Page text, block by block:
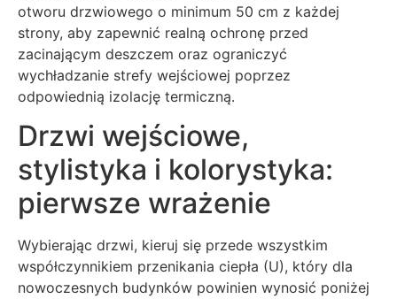
otworu drzwiowego o minimum 50 cm z każdej
strony, aby zapewnić realną ochronę przed
zacinającym deszczem oraz ograniczyć
wychładzanie strefy wejściowej poprzez
odpowiednią izolację termiczną.
Drzwi wejściowe,
stylistyka i kolorystyka:
pierwsze wrażenie
Wybierając drzwi, kieruj się przede wszystkim
współczynnikiem przenikania ciepła (U), który dla
nowoczesnych budynków powinien wynosić poniżej